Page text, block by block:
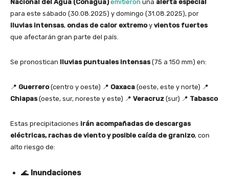
Nacional del Agua (Conagua) emitieron una alerta especial
para este sábado (30.08.2025) y domingo (31.08.2025), por
lluvias intensas, ondas de calor extremoy vientos fuertes
que afectarán gran parte del país.
Se pronostican lluvias puntuales intensas(75 a 150 mm) en:
📍 Guerrero(centro y oeste) 📍 Oaxaca (oeste, este y norte) 📍
Chiapas(oeste, sur, noreste y este) 📍 Veracruz (sur) 📍 Tabasco
Estas precipitaciones irán acompañadas de descargas
eléctricas, rachas de viento y posible caída de granizo, con
alto riesgo de:
🌊 Inundaciones